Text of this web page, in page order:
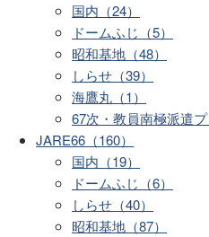
国内（24）
ドームふじ（5）
昭和基地（48）
しらせ（39）
海鷹丸（1）
67次・教員南極派遣プ
JARE66（160）
国内（19）
ドームふじ（6）
しらせ（40）
昭和基地（87）